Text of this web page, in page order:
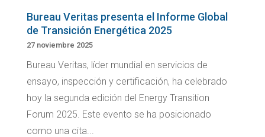
Bureau Veritas presenta el Informe Global
de Transición Energética 2025
27 noviembre 2025
Bureau Veritas, líder mundial en servicios de
ensayo, inspección y certificación, ha celebrado
hoy la segunda edición del Energy Transition
Forum 2025. Este evento se ha posicionado
como una cita...